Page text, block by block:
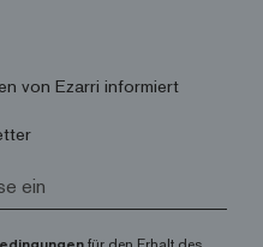
von Ezarri informiert